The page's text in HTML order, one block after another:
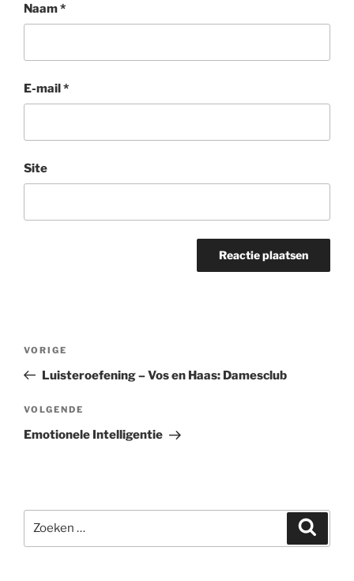
Naam*
E-mail*
Site
Bericht
Vorig
bericht
VORIGE
Luisteroefening – Vos en Haas: Damesclub
Volgend
bericht
VOLGENDE
Emotionele Intelligentie
naar: